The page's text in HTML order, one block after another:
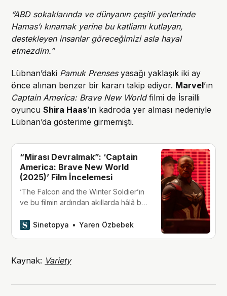
“ABD sokaklarında ve dünyanın çeşitli yerlerinde
Hamas’ı kınamak yerine bu katliamı kutlayan,
destekleyen insanlar göreceğimizi asla hayal
etmezdim.”
Lübnan’daki Pamuk Prensesyasağı yaklaşık iki ay
önce alınan benzer bir kararı takip ediyor. Marvel’ın
Captain America: Brave New Worldfilmi de İsrailli
oyuncuShira Haas’ın kadroda yer alması nedeniyle
Lübnan’da gösterime girmemişti.
“Mirası Devralmak”: ‘Captain
America: Brave New World
(2025)’ Film İncelemesi
‘The Falcon and the Winter Soldier’ın
ve bu filmin ardından akıllarda hâlâ bir
Rogers’ın mirasına sahip çıkabilecek
Sinetopya Yaren Özbebek
Kaynak: Variety